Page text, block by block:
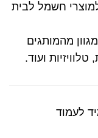
חשמל לבית
מהמותגים
ועוד.
לעמוד